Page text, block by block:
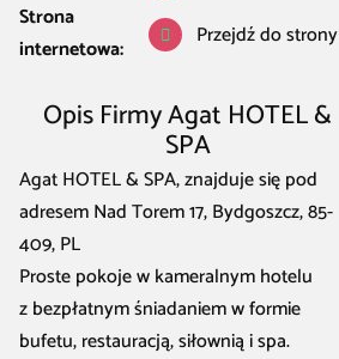
Strona
internetowa:
Przejdź do strony
Opis Firmy Agat HOTEL &
SPA
Agat HOTEL & SPA, znajduje się pod
adresem Nad Torem 17, Bydgoszcz, 85-
409, PL
Proste pokoje w kameralnym hotelu
z bezpłatnym śniadaniem w formie
bufetu, restauracją, siłownią i spa.